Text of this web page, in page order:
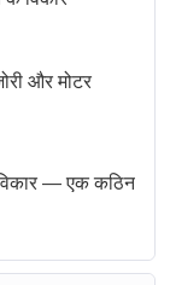
और मोटर
— एक कठिन